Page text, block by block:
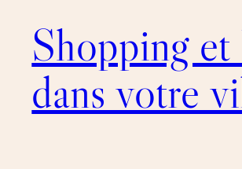
Shopping et
dans votre